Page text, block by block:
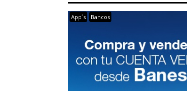
App´s Bancos